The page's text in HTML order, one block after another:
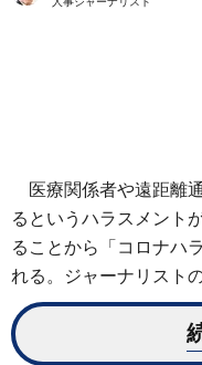
医療関係者や遠距離
るというハラスメント
ることから「コロナハ
れる。ジャーナリスト